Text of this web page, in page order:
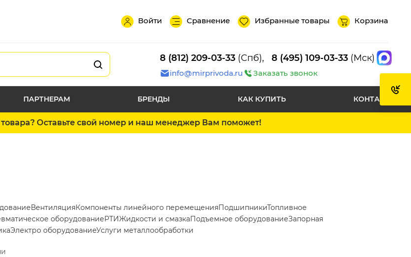
Войти Сравнение Избранные товары Корзина
8 (812) 209-03-33 (Спб), 8 (495) 109-03-33 (Мск)
info@mirprivoda.ru Заказать звонок
ПАРТНЕРАМ БРЕНДЫ КАК КУПИТЬ КОНТАКТЫ
Оставьте свой номер и наш менеджер Вам поможет!
ВентиляцияКомпоненты линейного перемещенияПодшипникиТопливное
оборудованиеРТИЖидкости и смазкаПодъемное оборудованиеЗапорная
Электро оборудованиеУслуги металлообработки